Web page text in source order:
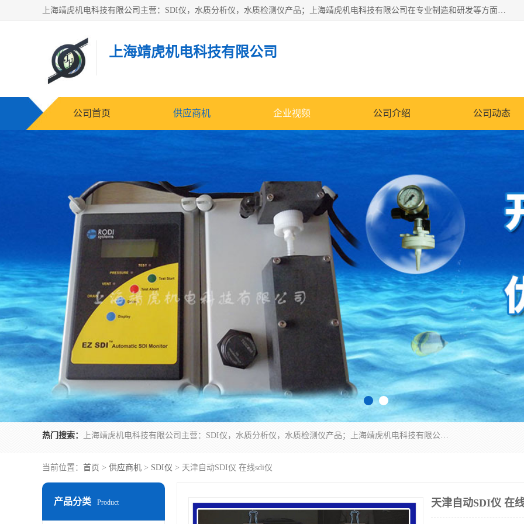
上海靖虎机电科技有限公司主营：SDI仪，水质分析仪，水质检测仪产品；上海靖虎机电科技有限公司在专业制造和研发等方面的强大的平台优势，利用自身在自动化仪表、自控系统及环保监测仪器的专长，以优良的技术，优越的产品质量和良好的服务质量与广大客户真诚合作。
上海靖虎机电科技有限公司
公司首页 供应商机 企业视频 公司介绍 公司动态
热门搜索： 上海靖虎机电科技有限公司主营：SDI仪，水质分析仪，水质检测仪产品；上海靖虎机电科技有限公司在专业制造和研发等方面的强大的平台优势，利用自身在自动化仪表、自控系统及环保监测仪器的专长，以优良的技术，优越的产品质量和良好的服务质量与广大客户真诚合作。
当前位置： 首页 > 供应商机 > SDI仪 > 天津自动SDI仪 在线sdi仪
产品分类 Product 天津自动SDI仪 在